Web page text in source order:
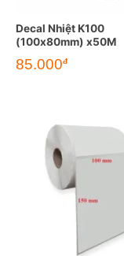
Decal Nhiệt K100
(100x80mm) x50M
85.000đ